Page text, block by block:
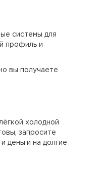
системы для
профиль и
вы получаете
холодной
запросите
деньги на долгие